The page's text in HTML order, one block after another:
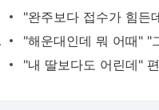
없다"